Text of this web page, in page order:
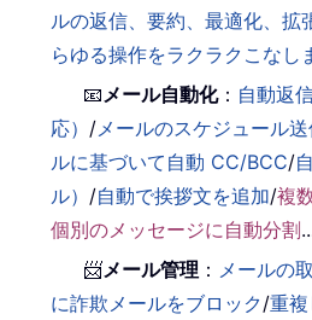
ルの返信、要約、最適化、拡
らゆる操作をラクラクこなし
📧 メール自動化： 自動返
応） / メールのスケジュール
ルに基づいて自動 CC/BCC/
ル） /自動で挨拶文を追加/複
個別のメッセージに自動分割
📨メール管理 ： メールの
に詐欺メールをブロック/重